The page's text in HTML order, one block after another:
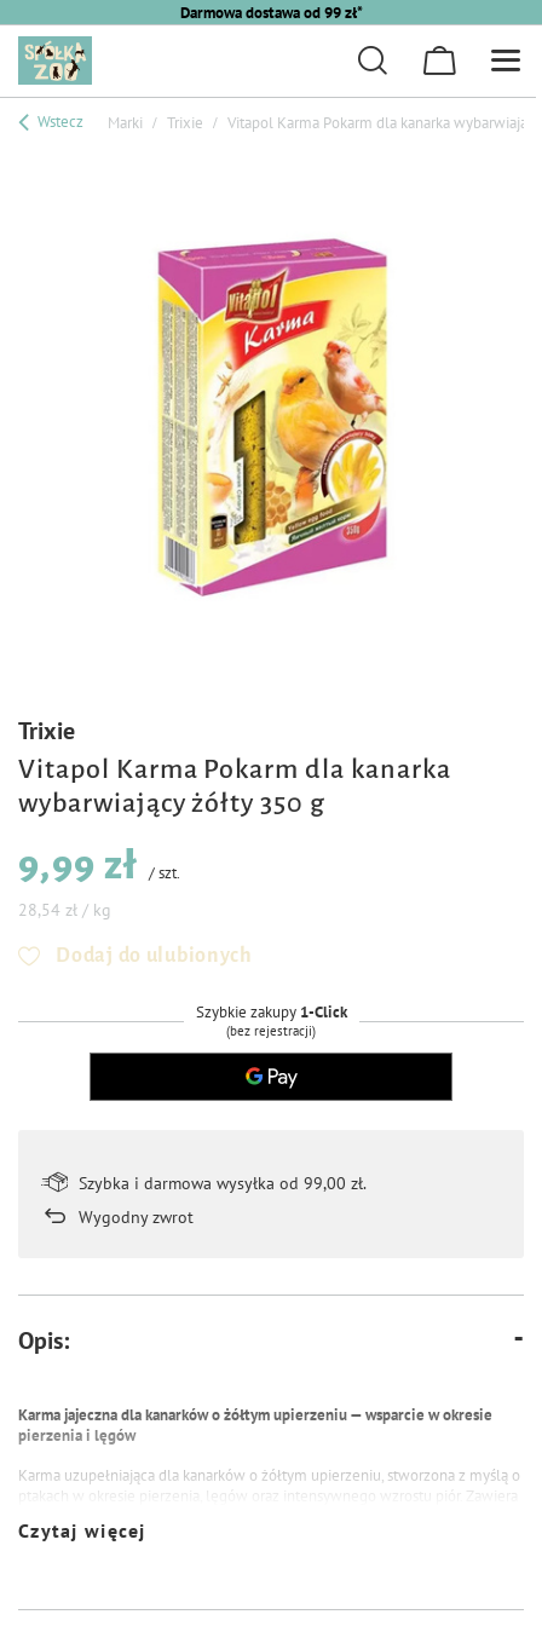
Darmowa dostawa od 99 zł*
Wstecz Marki Trixie Vitapol Karma Pokarm dla kanarka
Trixie
Vitapol Karma Pokarm dla kanarka
wybarwiający żółty 350 g
9,99 zł /szt.
28,54 zł / kg
Dodaj do ulubionych
Szybkie zakupy 1-Click
(bez rejestracji)
Szybka i darmowa wysyłka od 99,00 zł.
Wygodny zwrot
Opis:
Karma jajeczna dla kanarków o żółtym upierzeniu — wsparcie w okresie
pierzenia i lęgów
Karma uzupełniająca dla kanarków o żółtym upierzeniu, stworzona z myślą o
ptakach w okresie pierzenia, lęgów oraz intensywnego wzrostu piór. Zawiera
aminokwasów niezbędnych do prawidłowego rozwoju organizmu i budowy
Czytaj więcej